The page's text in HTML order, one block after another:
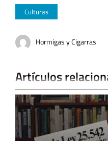
Culturas
Hormigas y Cigarras
Artículos